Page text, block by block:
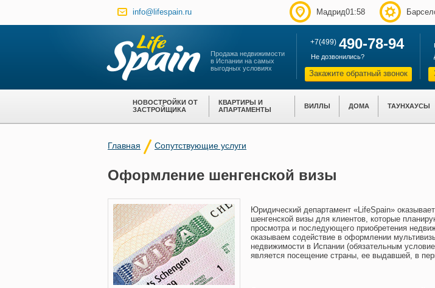
info@lifespain.ru Мадрид01:58
Продажа недвижимости
в Испании на самых
выгодных условиях
+7(499) 490-78-94
Не дозвонились?
Закажите обратный звонок
НОВОСТРОЙКИ ОТ
ЗАСТРОЙЩИКА
КВАРТИРЫ И
АПАРТАМЕНТЫ
ВИЛЛЫ ДОМА ТАУНХАУСЫ
Главная Сопутствующие услуги
Оформление шенгенской визы
Юридический департамент «LifeSpain»
шенгенской визы для клиентов, которые
просмотра и последующего приобретения
оказываем содействие в оформлении
недвижимости в Испании (обязательным
является посещение страны, ее выдавшей, в